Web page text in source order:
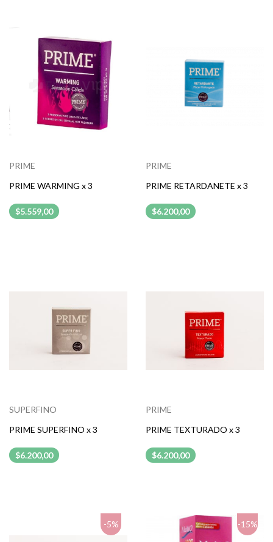
PRIME
PRIME WARMING x 3
$5.559,00
PRIME
PRIME RETARDANETE x 3
$6.200,00
SUPERFINO
PRIME SUPERFINO x 3
$6.200,00
PRIME
PRIME TEXTURADO x 3
$6.200,00
-5% -15%